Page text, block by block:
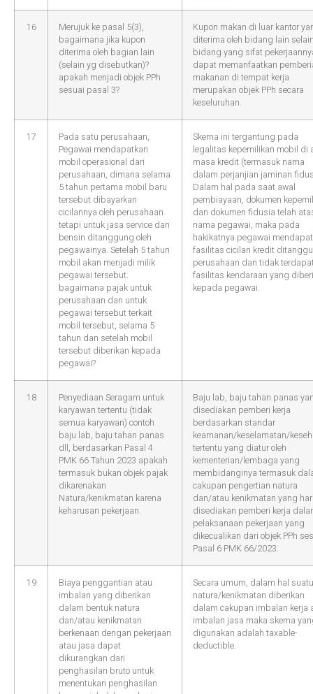
16
Merujuk ke pasal 5(3),
bagaimana jika kupon
diterima oleh bagian lain
(selain yg disebutkan)?
apakah menjadi objek PPh
sesuai pasal 3?
Kupon makan di luar kantor
diterima oleh bidang lain
bidang yang sifat
dapat memanfaatkan
makanan di tempat kerja
merupakan objek PPh secara
keseluruhan.
17
Pada satu perusahaan,
Pegawai mendapatkan
mobil operasional dari
perusahaan, dimana selama
5 tahun pertama mobil baru
tersebut dibayarkan
cicilannya oleh perusahaan
tetapi untuk jasa service dan
bensin ditanggung oleh
pegawainya. Setelah 5 tahun
mobil akan menjadi milik
pegawai tersebut.
bagaimana pajak untuk
perusahaan dan untuk
pegawai tersebut terkait
mobil tersebut, selama 5
tahun dan setelah mobil
tersebut diberikan kepada
pegawai?
Skema ini tergantung pada
legalitas kepemilikan mobil di
masa kredit (termasuk nama
dalam perjanjian jaminan
Dalam hal pada saat awal
pembiayaan, dokumen
dan dokumen fidusia telah
nama pegawai, maka pada
hakikatnya pegawai mendapat
fasilitas cicilan kredit
perusahaan dan tidak
fasilitas kendaraan yang
kepada pegawai.
18
Penyediaan Seragam untuk
karyawan tertentu (tidak
semua karyawan) contoh
baju lab, baju tahan panas
dll, berdasarkan Pasal 4
PMK 66 Tahun 2023 apakah
termasuk bukan objek pajak
dikarenakan
Natura/kenikmatan karena
keharusan pekerjaan.
Baju lab, baju tahan panas
disediakan pemberi kerja
berdasarkan standar
keamanan/keselamatan/
tertentu yang diatur oleh
kementerian/lembaga yang
membidanginya termasuk
cakupan pengertian natura
dan/atau kenikmatan yang
disediakan pemberi kerja
pelaksanaan pekerjaan yang
dikecualikan dari objek PPh
Pasal 6 PMK 66/2023.
19
Biaya penggantian atau
imbalan yang diberikan
dalam bentuk natura
dan/atau kenikmatan
berkenaan dengan pekerjaan
atau jasa dapat
dikurangkan dari
penghasilan bruto untuk
menentukan penghasilan
Secara umum, dalam hal suatu
natura/kenikmatan diberikan
dalam cakupan imbalan kerja
imbalan jasa maka skema
digunakan adalah taxable-
deductible.